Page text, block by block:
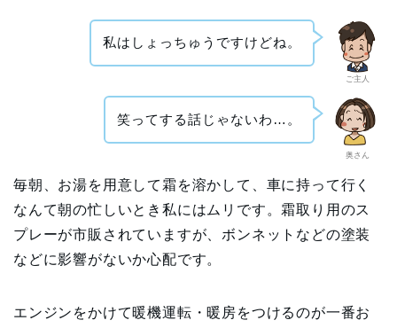
ご主人
私はしょっちゅうですけどね。
奥さん
笑ってする話じゃないわ…。
毎朝、お湯を用意して霜を溶かして、車に持って行く
なんて朝の忙しいとき私にはムリです。霜取り用のス
プレーが市販されていますが、ボンネットなどの塗装
などに影響がないか心配です。
エンジンをかけて暖機運転・暖房をつけるのが一番お